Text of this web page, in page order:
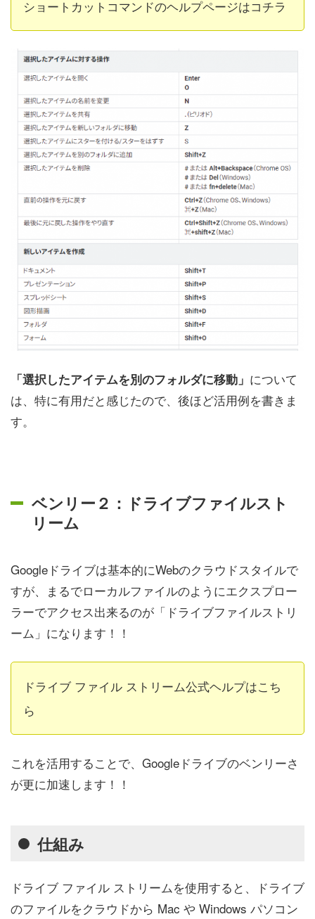
ショートカットコマンドのヘルプページはコチラ
「選択したアイテムを別のフォルダに移動」 について
は、特に有用だと感じたので、後ほど活用例を書きま
す。
ベンリー２：ドライブファイルスト
リーム
Googleドライブは基本的にWebのクラウドスタイルで
すが、まるでローカルファイルのようにエクスプロー
ラーでアクセス出来るのが「ドライブファイルストリ
ーム」になります！！
ドライブ ファイル ストリーム公式ヘルプはこち
ら
これを活用することで、Googleドライブのベンリーさ
が更に加速します！！
仕組み
ドライブ ファイル ストリームを使用すると、ドライブ
のファイルをクラウドから Mac や Windows パソコン